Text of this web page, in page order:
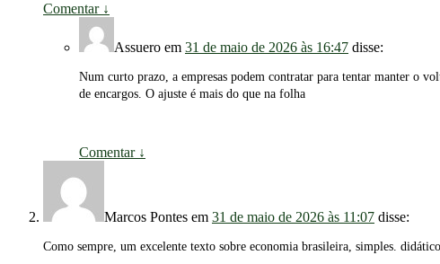
Comentar ↓
Assuero em 31 de maio de 2026 às 16:47 disse:
Num curto prazo, a empresas podem contratar para tentar manter o
de encargos. O ajuste é mais do que na folha
Comentar ↓
Marcos Pontes em 31 de maio de 2026 às 11:07 disse:
Como sempre, um excelente texto sobre economia brasileira, simples.